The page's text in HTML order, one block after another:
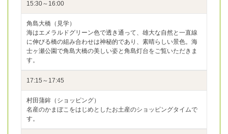
15:30～16:00
角島大橋（見学）
海はエメラルドグリーン色で透き通って、雄大な自然と一直線
に伸びる橋の組み合わせは神秘的であり、素晴らしい景色。海
士ヶ瀬公園で角島大橋の美しい姿と角島灯台をご覧いただきま
す。
17:15～17:45
村田蒲鉾（ショッピング）
名産のかまぼこをはじめとしたお土産のショッピングタイムで
す。